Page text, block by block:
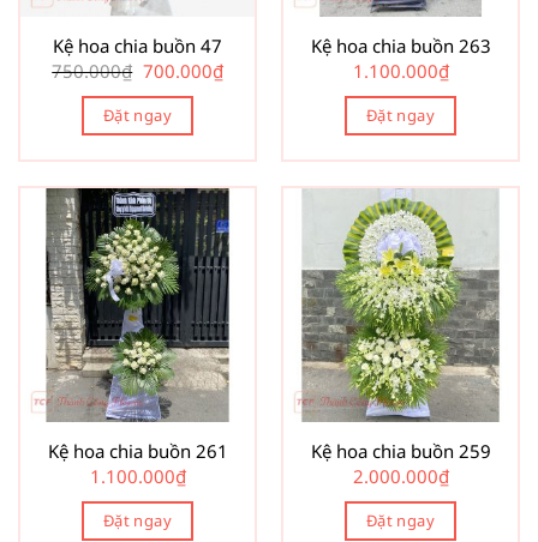
Kệ hoa chia buồn 47
750.000₫ Giá
gốc
là:
750.000₫.
700.000₫Giá
hiện
Đặt ngay
Kệ hoa chia buồn 263
1.100.000₫
Đặt ngay
Kệ hoa chia buồn 261
1.100.000₫
Đặt ngay
Kệ hoa chia buồn 259
2.000.000₫
Đặt ngay